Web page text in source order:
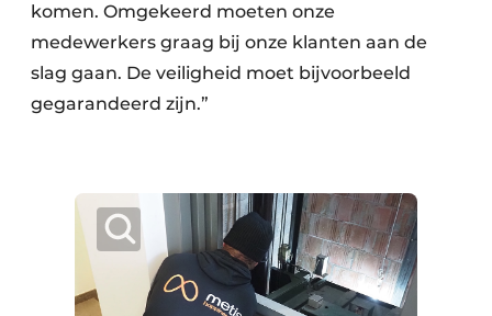
komen. Omgekeerd moeten onze
medewerkers graag bij onze klanten aan de
slag gaan. De veiligheid moet bijvoorbeeld
gegarandeerd zijn.”